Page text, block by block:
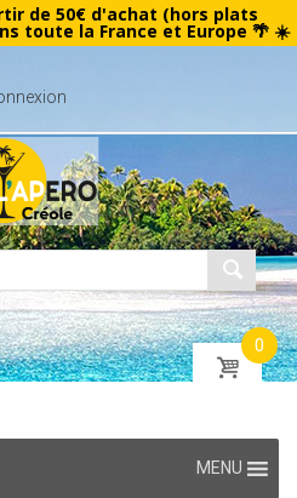
de 50€ d'achat (hors plats
toute la France et Europe 🌴 ☀️
0
MENU